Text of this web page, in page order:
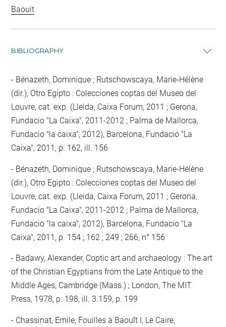
Baouit
BIBLIOGRAPHY
Bénazeth, Dominique ; Rutschowscaya, Marie-Hélène
(dir.), Otro Egipto : Colecciones coptas del Museo del
Louvre, cat. exp. (Lleida, Caixa Forum, 2011 ; Gerona,
Fundacio "La Caixa", 2011-2012 ; Palma de Mallorca,
Fundacio "la caixa", 2012), Barcelona, Fundacio "La
Caixa", 2011, p. 162, ill. 156
Bénazeth, Dominique ; Rutschowscaya, Marie-Hélène
(dir.), Otro Egipto : Colecciones coptas del Museo del
Louvre, cat. exp. (Lleida, Caixa Forum, 2011 ; Gerona,
Fundacio "La Caixa", 2011-2012 ; Palma de Mallorca,
Fundacio "la caixa", 2012), Barcelona, Fundacio "La
Caixa", 2011, p. 154 ; 162 ; 249 ; 266, n° 156
Badawy, Alexander, Coptic art and archaeology : The art
of the Christian Egyptians from the Late Antique to the
Middle Ages, Cambridge (Mass.) ; London, The MIT
Press, 1978, p. 198, ill. 3.159, p. 199
Chassinat, Emile, Fouilles à Baouît I, Le Caire,